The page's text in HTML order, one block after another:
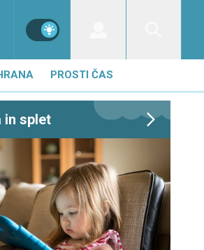
PROSTI ČAS
in splet